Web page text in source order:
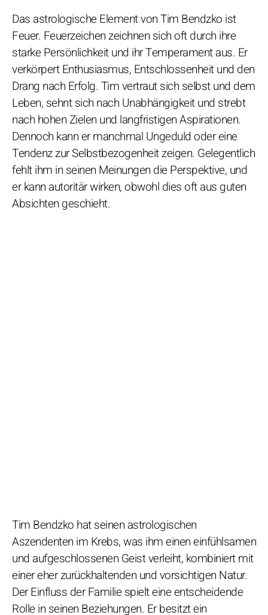
Das astrologische Element von Tim Bendzko ist
Feuer. Feuerzeichen zeichnen sich oft durch ihre
starke Persönlichkeit und ihr Temperament aus. Er
verkörpert Enthusiasmus, Entschlossenheit und den
Drang nach Erfolg. Tim vertraut sich selbst und dem
Leben, sehnt sich nach Unabhängigkeit und strebt
nach hohen Zielen und langfristigen Aspirationen.
Dennoch kann er manchmal Ungeduld oder eine
Tendenz zur Selbstbezogenheit zeigen. Gelegentlich
fehlt ihm in seinen Meinungen die Perspektive, und
er kann autoritär wirken, obwohl dies oft aus guten
Absichten geschieht.
Tim Bendzko hat seinen astrologischen
Aszendenten im Krebs, was ihm einen einfühlsamen
und aufgeschlossenen Geist verleiht, kombiniert mit
einer eher zurückhaltenden und vorsichtigen Natur.
Der Einfluss der Familie spielt eine entscheidende
Rolle in seinen Beziehungen. Er besitzt ein